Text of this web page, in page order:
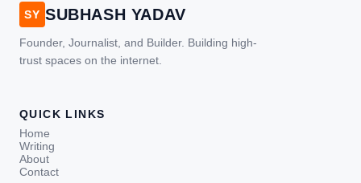
SY SUBHASH YADAV
Founder, Journalist, and Builder. Building high-
trust spaces on the internet.
QUICK LINKS
Home
Writing
About
Contact